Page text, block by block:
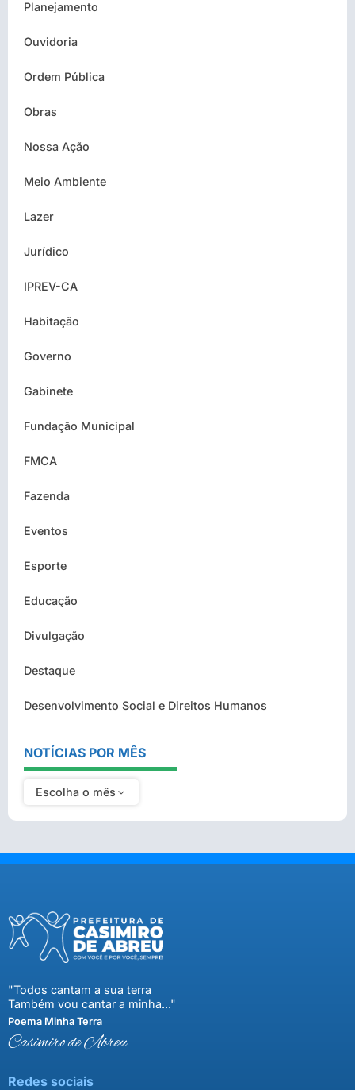
Planejamento
Ouvidoria
Ordem Pública
Obras
Nossa Ação
Meio Ambiente
Lazer
Jurídico
IPREV-CA
Habitação
Governo
Gabinete
Fundação Municipal
FMCA
Fazenda
Eventos
Esporte
Educação
Divulgação
Destaque
Desenvolvimento Social e Direitos Humanos
NOTÍCIAS POR MÊS
Escolha o mês
"Todos cantam a sua terra
Também vou cantar a minha..."
Poema Minha Terra
Casimiro de Abreu
Redes sociais